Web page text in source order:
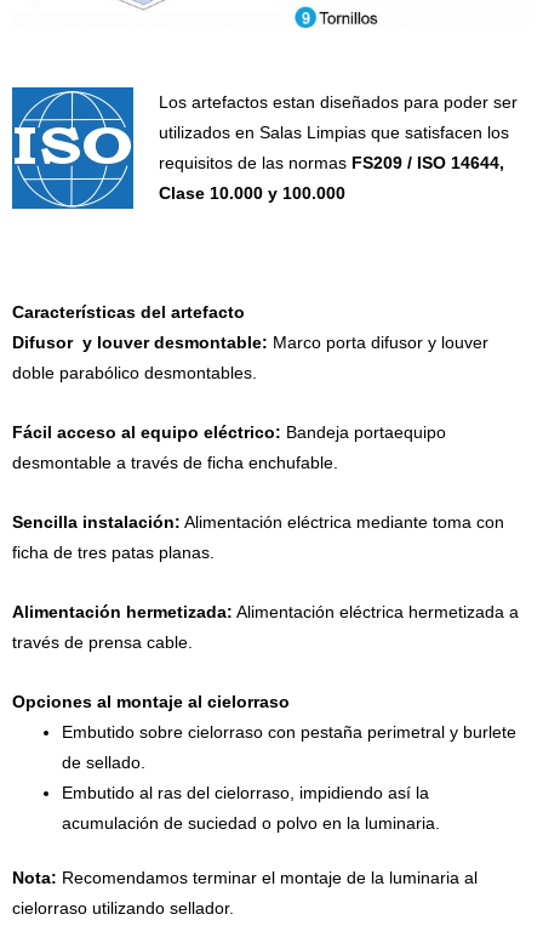
Los artefactos estan diseñados para poder ser
utilizados en Salas Limpias que satisfacen los
requisitos de las normas FS209 / ISO 14644,
Clase 10.000 y 100.000
Características del artefacto
Difusor y louver desmontable: Marco porta difusor y louver
doble parabólico desmontables.
Fácil acceso al equipo eléctrico: Bandeja portaequipo
desmontable a través de ficha enchufable.
Sencilla instalación: Alimentación eléctrica mediante toma con
ficha de tres patas planas.
Alimentación hermetizada: Alimentación eléctrica hermetizada a
través de prensa cable.
Opciones al montaje al cielorraso
Embutido sobre cielorraso con pestaña perimetral y burlete
de sellado.
Embutido al ras del cielorraso, impidiendo así la
acumulación de suciedad o polvo en la luminaria.
Nota: Recomendamos terminar el montaje de la luminaria al
cielorraso utilizando sellador.